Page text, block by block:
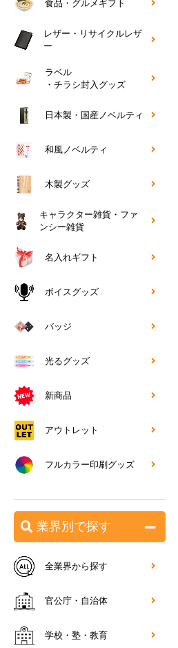
食品・グルメギフト
レザー・リサイクルレザ
ー
ラベル
・チラシ封入グッズ
日本製・国産ノベルティ
和風ノベルティ
木製グッズ
キャラクター雑貨・ファ
ンシー雑貨
名入れギフト
ボイスグッズ
バッジ
光るグッズ
新商品
アウトレット
フルカラー印刷グッズ
業界別で探す
全業界から探す
官公庁・自治体
学校・塾・教育